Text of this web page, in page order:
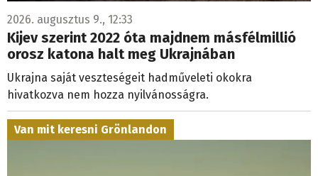
2026. augusztus 9., 12:33
Kijev szerint 2022 óta majdnem másfélmillió
orosz katona halt meg Ukrajnában
Ukrajna saját veszteségeit hadműveleti okokra
hivatkozva nem hozza nyilvánosságra.
Van mit keresni Grönlandon